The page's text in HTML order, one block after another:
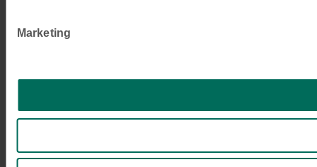
Marketing